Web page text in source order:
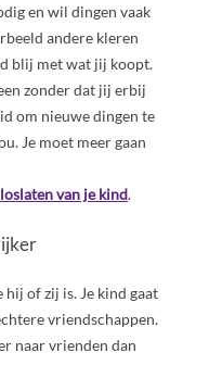
en wil dingen vaak
andere kleren
blij met wat jij koopt.
zonder dat jij erbij
om nieuwe dingen te
Je moet meer gaan
van je kind.
hij of zij is. Je kind gaat
vriendschappen.
naar vrienden dan